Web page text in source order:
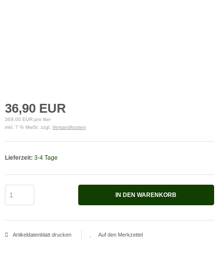
36,90 EUR
369,00 EUR pro liter
inkl. 7 % MwSt. zzgl. Versandkosten
Lieferzeit: 3-4 Tage
IN DEN WARENKORB
Artikeldatenblatt drucken